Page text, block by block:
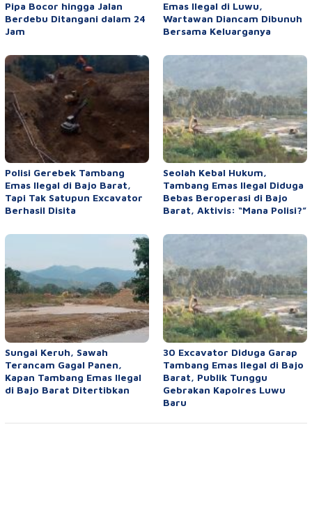
Pipa Bocor hingga Jalan
Berdebu Ditangani dalam 24
Jam
Emas Ilegal di Luwu,
Wartawan Diancam Dibunuh
Bersama Keluarganya
Polisi Gerebek Tambang
Emas Ilegal di Bajo Barat,
Tapi Tak Satupun Excavator
Berhasil Disita
Seolah Kebal Hukum,
Tambang Emas Ilegal Diduga
Bebas Beroperasi di Bajo
Barat, Aktivis: “Mana Polisi?”
Sungai Keruh, Sawah
Terancam Gagal Panen,
Kapan Tambang Emas Ilegal
di Bajo Barat Ditertibkan
30 Excavator Diduga Garap
Tambang Emas Ilegal di Bajo
Barat, Publik Tunggu
Gebrakan Kapolres Luwu
Baru